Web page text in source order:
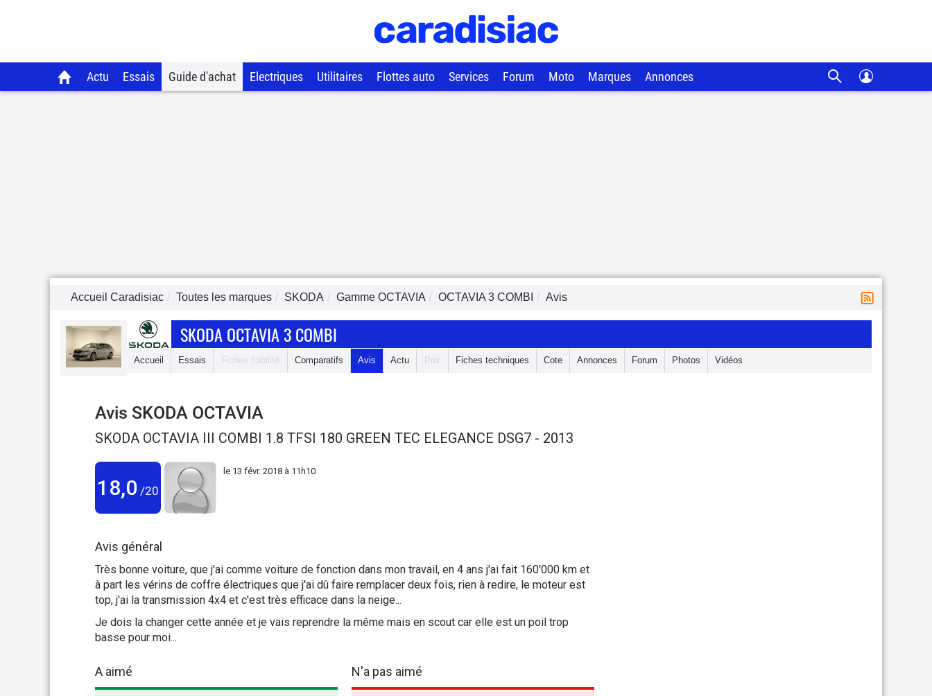
Actu Essais Guide d'achat Electriques Utilitaires Flottes auto Services Forum Moto Marques Annonces
Accueil Caradisiac Toutes les marques SKODA Gamme OCTAVIA OCTAVIA 3 COMBI Avis
SKODA OCTAVIA 3 COMBI
Accueil Essais Fiches fiabilité Comparatifs Avis Actu Prix Fiches techniques Cote Annonces Forum Photos Vidéos
Avis SKODA OCTAVIA
SKODA OCTAVIA III COMBI 1.8 TFSI 180 GREEN TEC ELEGANCE DSG7 - 2013
18,0 /20
le 13 févr. 2018 à 11h10
Avis général
Très bonne voiture, que j'ai comme voiture de fonction dans mon travail, en 4 ans j'ai fait 160'000 km et
à part les vérins de coffre électriques que j'ai dû faire remplacer deux fois, rien à redire, le moteur est
top, j'ai la transmission 4x4 et c'est très efficace dans la neige...
Je dois la changer cette année et je vais reprendre la même mais en scout car elle est un poil trop
basse pour moi...
A aimé N'a pas aimé